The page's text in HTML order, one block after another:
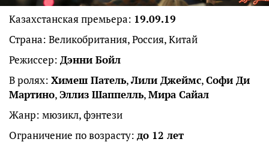
Казахстанская премьера: 19.09.19
Страна: Великобритания, Россия, Китай
Режиссер: Дэнни Бойл
В ролях: Химеш Патель,Лили Джеймс,Софи Ди
Мартино,Эллиз Шаппелль,Мира Сайал
Жанр: мюзикл, фэнтези
Ограничение по возрасту: до 12 лет